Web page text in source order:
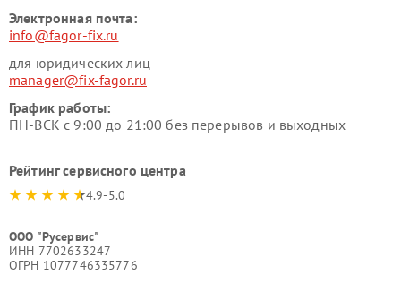
Электронная почта:
info@fagor-fix.ru
для юридических лиц
manager@fix-fagor.ru
График работы:
ПН-ВСК с 9:00 до 21:00 без перерывов и выходных
Рейтинг сервисного центра
4.9-5.0
ООО "Русервис"
ИНН 7702633247
ОГРН 1077746335776